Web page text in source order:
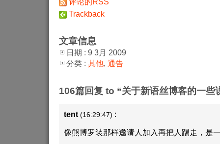
Trackback
文章信息
日期 : 9 3月 2009
分类 : 其他, 通告
106篇回复 to “关于新语丝博客的一些
tent (16:29:47) :
像熊博罗装那样邀请人加入再把人踢走，是